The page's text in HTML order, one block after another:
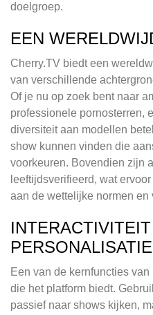
doelgroep.
EEN
Cherry.TV biedt een
van verschillende
Of je nu op zoek bent naar
professionele pornosterren,
diversiteit aan modellen
show kunnen vinden die
voorkeuren. Bovendien zijn
leeftijdsverifieerd, wat
aan de wettelijke normen
PERSONALISATIE
Een van de kernfuncties
die het platform biedt.
passief naar shows kijken,